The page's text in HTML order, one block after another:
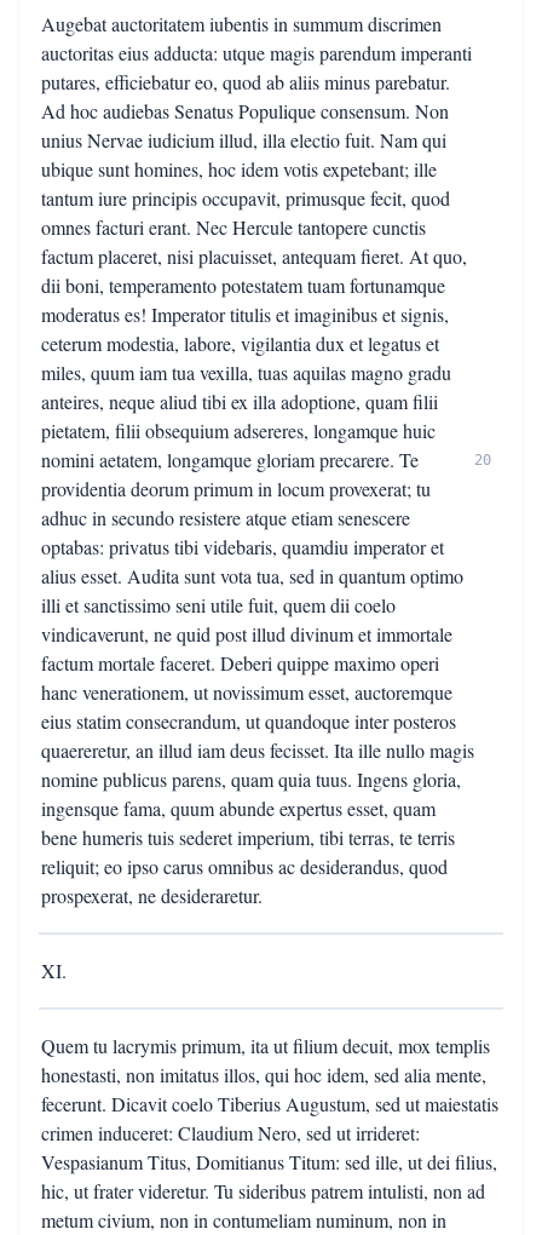
Augebat auctoritatem iubentis in summum discrimen
auctoritas eius adducta: utque magis parendum imperanti
putares, efficiebatur eo, quod ab aliis minus parebatur.
Ad hoc audiebas Senatus Populique consensum. Non
unius Nervae iudicium illud, illa electio fuit. Nam qui
ubique sunt homines, hoc idem votis expetebant; ille
tantum iure principis occupavit, primusque fecit, quod
omnes facturi erant. Nec Hercule tantopere cunctis
factum placeret, nisi placuisset, antequam fieret. At quo,
dii boni, temperamento potestatem tuam fortunamque
moderatus es! Imperator titulis et imaginibus et signis,
ceterum modestia, labore, vigilantia dux et legatus et
miles, quum iam tua vexilla, tuas aquilas magno gradu
anteires, neque aliud tibi ex illa adoptione, quam filii
pietatem, filii obsequium adsereres, longamque huic
nomini aetatem, longamque gloriam precarere. Te
providentia deorum primum in locum provexerat; tu
adhuc in secundo resistere atque etiam senescere
optabas: privatus tibi videbaris, quamdiu imperator et
alius esset. Audita sunt vota tua, sed in quantum optimo
illi et sanctissimo seni utile fuit, quem dii coelo
vindicaverunt, ne quid post illud divinum et immortale
factum mortale faceret. Deberi quippe maximo operi
hanc venerationem, ut novissimum esset, auctoremque
eius statim consecrandum, ut quandoque inter posteros
quaereretur, an illud iam deus fecisset. Ita ille nullo magis
nomine publicus parens, quam quia tuus. Ingens gloria,
ingensque fama, quum abunde expertus esset, quam
bene humeris tuis sederet imperium, tibi terras, te terris
reliquit; eo ipso carus omnibus ac desiderandus, quod
prospexerat, ne desideraretur.
20
XI.
Quem tu lacrymis primum, ita ut filium decuit, mox templis
honestasti, non imitatus illos, qui hoc idem, sed alia mente,
fecerunt. Dicavit coelo Tiberius Augustum, sed ut maiestatis
crimen induceret: Claudium Nero, sed ut irrideret:
Vespasianum Titus, Domitianus Titum: sed ille, ut dei filius,
hic, ut frater videretur. Tu sideribus patrem intulisti, non ad
metum civium, non in contumeliam numinum, non in